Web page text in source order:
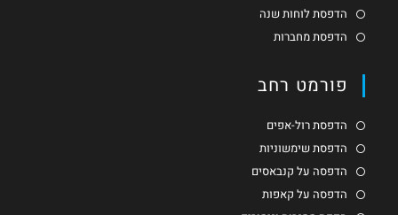
הדפסת לוחות שנה
הדפסת מחברות
פורמט רחב
הדפסת רול-אפים
הדפסת שימשוניות
הדפסה על קנבאסים
הדפסה על קאפות